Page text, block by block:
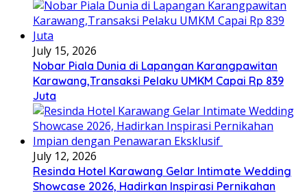
July 15, 2026
Nobar Piala Dunia di Lapangan Karangpawitan
Karawang,Transaksi Pelaku UMKM Capai Rp 839
Juta
July 12, 2026
Resinda Hotel Karawang Gelar Intimate Wedding
Showcase 2026, Hadirkan Inspirasi Pernikahan